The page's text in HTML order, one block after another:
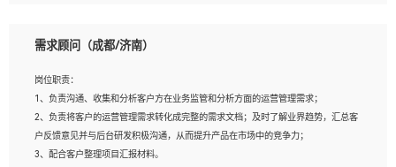
2、2年以上图像处理开发经验，熟悉python和spark开发；
深度学习系统环境；
4、熟悉OPENCV、HALCON等常用图像处理软件，熟练进行图像处理；
5、熟悉主流的分类算法、聚类算法和关联分析算法原理，能熟练使用神经网络算法
的进行业务建模；
6、对OCR领域有深入的研究，熟悉模型调参，压缩和整型化方法；
需求顾问（成都/济南）
岗位职责：
1、负责沟通、收集和分析客户方在业务监管和分析方面的运营管理需求；
2、负责将客户的运营管理需求转化成完整的需求文档；及时了解业界趋势，汇总客
户反馈意见并与后台研发积极沟通，从而提升产品在市场中的竞争力；
3、配合客户整理项目汇报材料。